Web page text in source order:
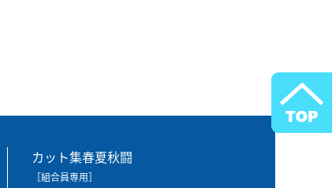
カット集春夏秋闘
［組合員専用］